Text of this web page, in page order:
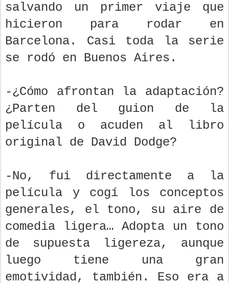
salvando un primer viaje que
hicieron para rodar en
Barcelona. Casi toda la serie
se rodó en Buenos Aires.
-¿Cómo afrontan la adaptación?
¿Parten del guion de la
película o acuden al libro
original de David Dodge?
-No, fui directamente a la
película y cogí los conceptos
generales, el tono, su aire de
comedia ligera… Adopta un tono
de supuesta ligereza, aunque
luego tiene una gran
emotividad, también. Eso era a